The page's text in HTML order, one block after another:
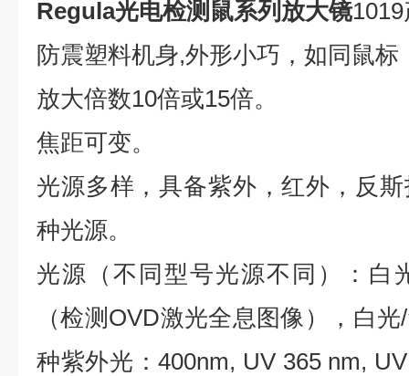
Regula光电检测鼠系列放大镜
防震塑料机身,外形小巧，如同鼠标
放大倍数10倍或15倍。
焦距可变。
光源多样，具备紫外，红外，反
种光源。
光源（不同型号光源不同）：白
（检测 OVD激光全息图像），白
种紫外光：400nm, UV 365 nm,